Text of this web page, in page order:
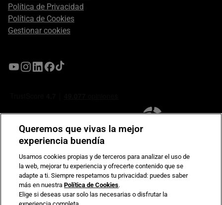
Política de Privacidad
Política de Cookies
Gestionar cookies
Compromiso de seguridad en pagos electrónicos
Queremos que vivas la mejor
experiencia buendía
Usamos cookies propias y de terceros para analizar el uso de
la web, mejorar tu experiencia y ofrecerte contenido que se
adapte a ti. Siempre respetamos tu privacidad: puedes saber
más en nuestraPolítica de Cookies.
Elige si deseas usar solo las necesarias o disfrutar la